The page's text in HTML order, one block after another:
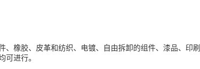
、橡胶、皮革和纺织、电镀、自由拆卸的组件、漆品、印
可进行。